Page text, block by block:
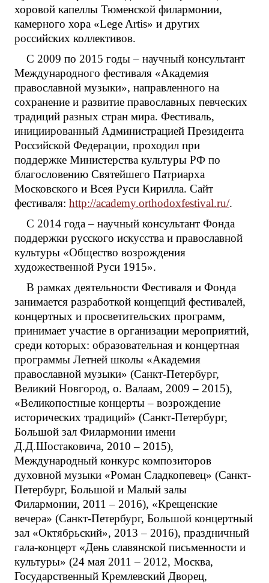
хоровой капеллы Тюменской филармонии,
камерного хора «Lege Artis» и других
российских коллективов.
С 2009 по 2015 годы – научный консультант
Международного фестиваля «Академия
православной музыки», направленного на
сохранение и развитие православных певческих
традиций разных стран мира. Фестиваль,
инициированный Администрацией Президента
Российской Федерации, проходил при
поддержке Министерства культуры РФ по
благословению Святейшего Патриарха
Московского и Всея Руси Кирилла. Сайт
фестиваля: http://academy.orthodoxfestival.ru/.
С 2014 года – научный консультант Фонда
поддержки русского искусства и православной
культуры «Общество возрождения
художественной Руси 1915».
В рамках деятельности Фестиваля и Фонда
занимается разработкой концепций фестивалей,
концертных и просветительских программ,
принимает участие в организации мероприятий,
среди которых: образовательная и концертная
программы Летней школы «Академия
православной музыки» (Санкт-Петербург,
Великий Новгород, о. Валаам, 2009 – 2015),
«Великопостные концерты – возрождение
исторических традиций» (Санкт-Петербург,
Большой зал Филармонии имени
Д.Д.Шостаковича, 2010 – 2015),
Международный конкурс композиторов
духовной музыки «Роман Сладкопевец» (Санкт-
Петербург, Большой и Малый залы
Филармонии, 2011 – 2016), «Крещенские
вечера» (Санкт-Петербург, Большой концертный
зал «Октябрьский», 2013 – 2016), праздничный
гала-концерт «День славянской письменности и
культуры» (24 мая 2011 – 2012, Москва,
Государственный Кремлевский Дворец,